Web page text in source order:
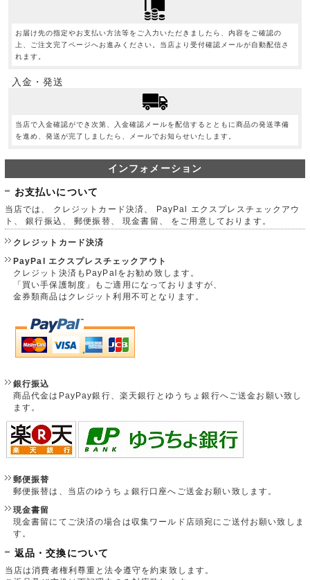
お届け先の指定やお支払い方法等をご入力いただきましたら、内容をご確認の
上、ご注文完了ページへお進みください。当店より受付確認メールが自動配信さ
れます。
入金・発送
当店で入金確認ができ次第、入金確認メールを配信するとともに商品の発送準備
を進め、発送が完了しましたら、メールでお知らせいたします。
インフォメーション
お支払いについて
当店では、 クレジットカード決済、 PayPal エクスプレスチェックアウ
ト、 銀行振込、 郵便振替、 現金書留、 をご用意しております。
クレジットカード決済
PayPal エクスプレスチェックアウト
クレジット決済もPayPalをお勧め致します。
「買い手保護制度」もご適用になっておりますが、
金券類商品はクレジット利用不可となります。
銀行振込
商品代金はPayPay銀行、楽天銀行とゆうちょ銀行へご送金お願い致し
ます。
郵便振替
郵便振替は、当店のゆうちょ銀行口座へご送金お願い致します。
現金書留
現金書留にてご決済の場合は収集ワールド店頭宛にご送付お願い致しま
す。
返品・交換について
当店は消費者権利尊重と法令遵守を約束致します。